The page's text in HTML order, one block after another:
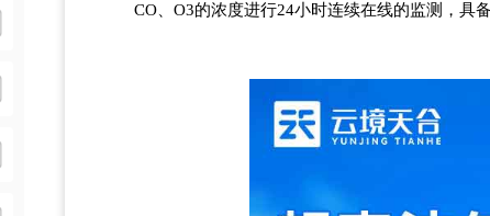
CO、O3的浓度进行24小时连续在线的监测，具